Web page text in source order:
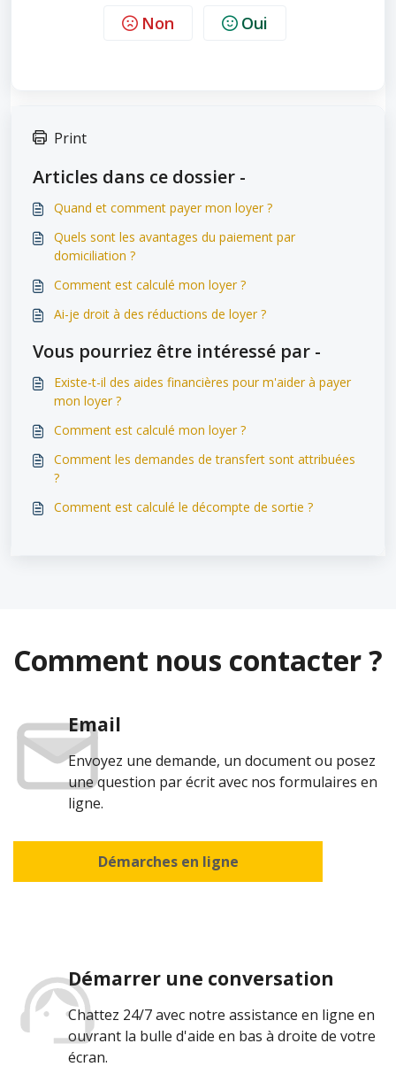
Non Oui
Print
Articles dans ce dossier -
Quand et comment payer mon loyer ?
Quels sont les avantages du paiement par
domiciliation ?
Comment est calculé mon loyer ?
Ai-je droit à des réductions de loyer ?
Vous pourriez être intéressé par -
Existe-t-il des aides financières pour m'aider à payer
mon loyer ?
Comment est calculé mon loyer ?
Comment les demandes de transfert sont attribuées
?
Comment est calculé le décompte de sortie ?